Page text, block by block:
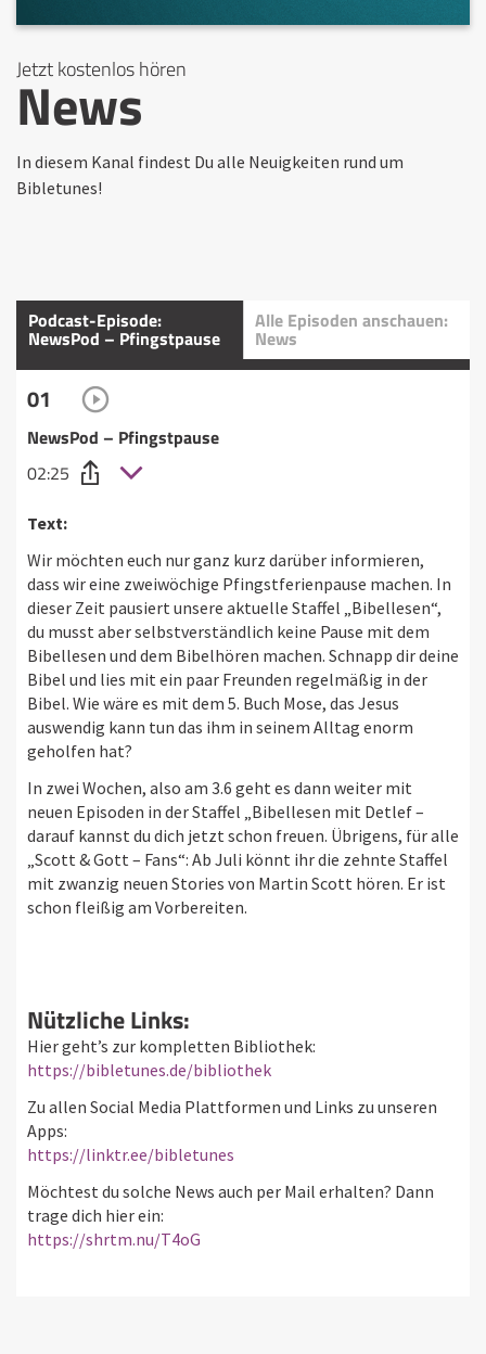
Jetzt kostenlos hören
News
In diesem Kanal findest Du alle Neuigkeiten rund um
Bibletunes!
Podcast-Episode:
NewsPod – Pfingstpause
Alle Episoden anschauen:
News
01
NewsPod – Pfingstpause
02:25
Text:
Wir möchten euch nur ganz kurz darüber informieren,
dass wir eine zweiwöchige Pfingstferienpause machen. In
dieser Zeit pausiert unsere aktuelle Staffel „Bibellesen“,
du musst aber selbstverständlich keine Pause mit dem
Bibellesen und dem Bibelhören machen. Schnapp dir deine
Bibel und lies mit ein paar Freunden regelmäßig in der
Bibel. Wie wäre es mit dem 5. Buch Mose, das Jesus
auswendig kann tun das ihm in seinem Alltag enorm
geholfen hat?
In zwei Wochen, also am 3.6 geht es dann weiter mit
neuen Episoden in der Staffel „Bibellesen mit Detlef –
darauf kannst du dich jetzt schon freuen. Übrigens, für alle
„Scott & Gott – Fans“: Ab Juli könnt ihr die zehnte Staffel
mit zwanzig neuen Stories von Martin Scott hören. Er ist
schon fleißig am Vorbereiten.
Nützliche Links:
Hier geht’s zur kompletten Bibliothek:
https://bibletunes.de/bibliothek
Zu allen Social Media Plattformen und Links zu unseren
Apps:
https://linktr.ee/bibletunes
Möchtest du solche News auch per Mail erhalten? Dann
trage dich hier ein:
https://shrtm.nu/T4oG